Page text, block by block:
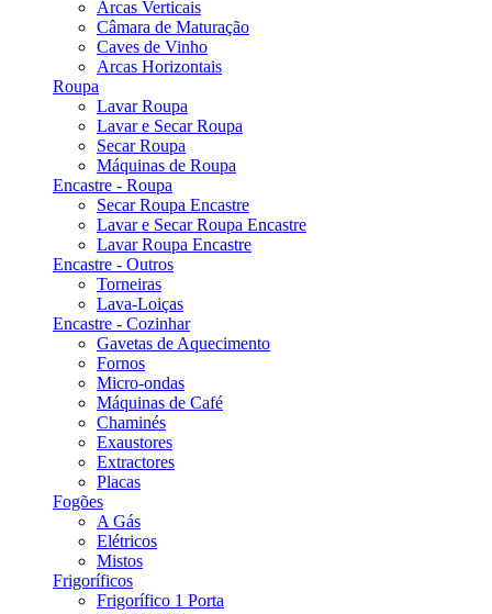
Arcas Verticais
Câmara de Maturação
Caves de Vinho
Arcas Horizontais
Roupa
Lavar Roupa
Lavar e Secar Roupa
Secar Roupa
Máquinas de Roupa
Encastre - Roupa
Secar Roupa Encastre
Lavar e Secar Roupa Encastre
Lavar Roupa Encastre
Encastre - Outros
Torneiras
Lava-Loiças
Encastre - Cozinhar
Gavetas de Aquecimento
Fornos
Micro-ondas
Máquinas de Café
Chaminés
Exaustores
Extractores
Placas
Fogões
A Gás
Elétricos
Mistos
Frigoríficos
Frigorífico 1 Porta